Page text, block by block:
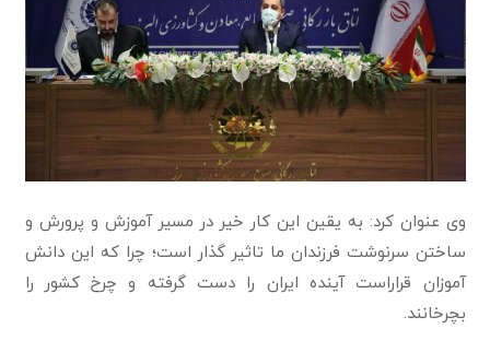
وی عنوان کرد: به یقین این کار خیر در مسیر آموزش و پرورش و
ساختن سرنوشت فرزندان ما تاثیر گذار است؛ چرا که این دانش
آموزان قراراست آینده ایران را دست گرفته و چرخ کشور را
بچرخانند.